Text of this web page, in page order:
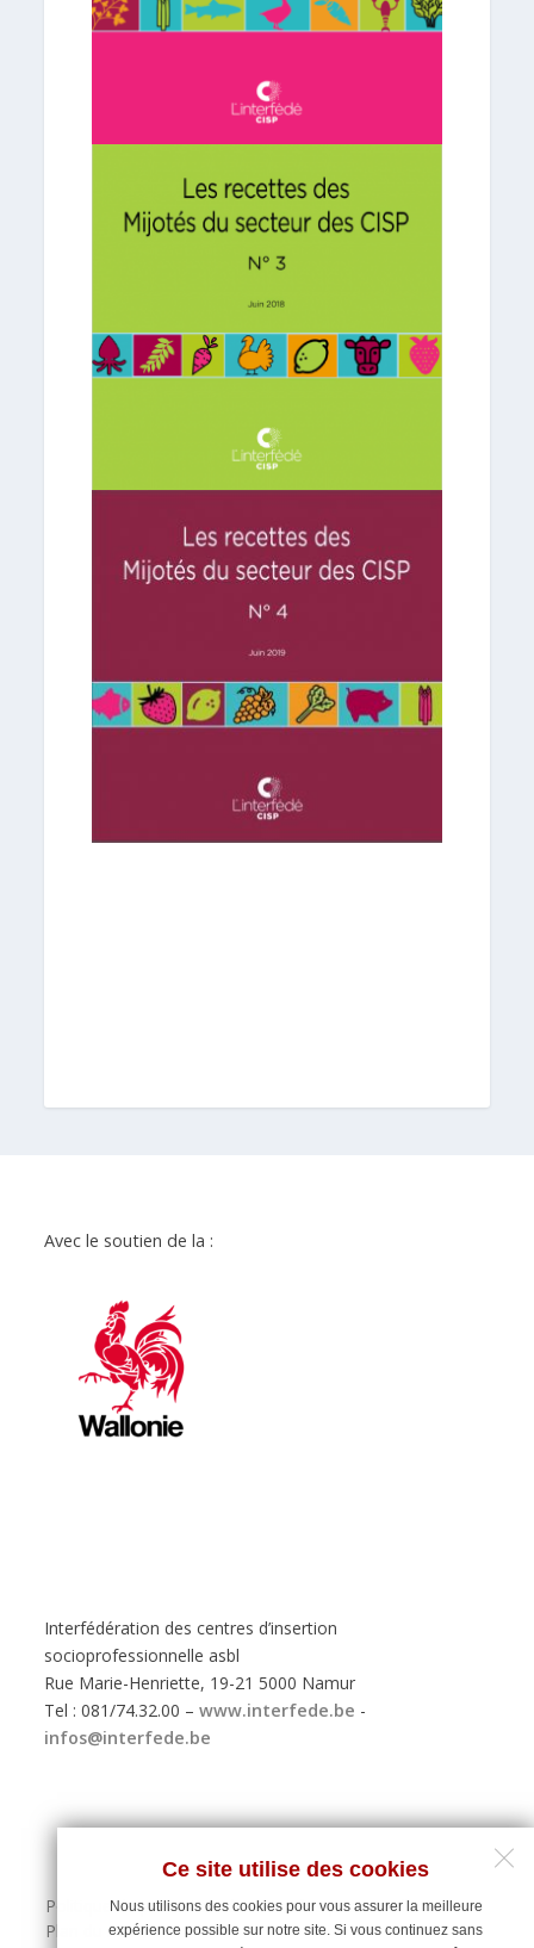
Ce site utilise des cookies
Nous utilisons des cookies pour vous assurer la meilleure
expérience possible sur notre site. Si vous continuez sans
Avec le soutien de la :
Interfédération des centres d’insertion
socioprofessionnelle asbl
Rue Marie-Henriette, 19-21 5000 Namur
Tel : 081/74.32.00 –www.interfede.be -
infos@interfede.be
Politique de protection des données personnelles
Plan du site